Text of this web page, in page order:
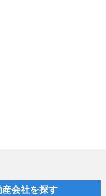
会社を探す